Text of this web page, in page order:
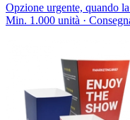
Opzione urgente, quando
Min. 1.000 unità ·